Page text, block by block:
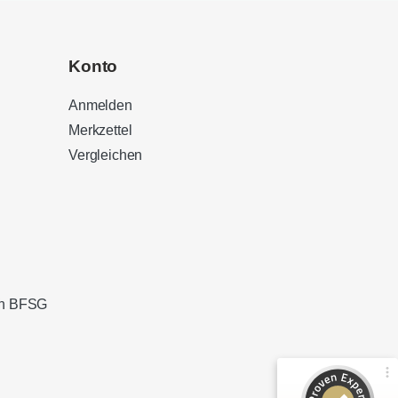
BFSG
Konto
Anmelden
Merkzettel
Vergleichen